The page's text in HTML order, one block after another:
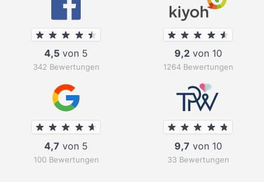
4,5 von 5
342 Bewertungen
9,2von 10
1264 Bewertungen
4,7 von 5
100 Bewertungen
9,7 von 10
33 Bewertungen